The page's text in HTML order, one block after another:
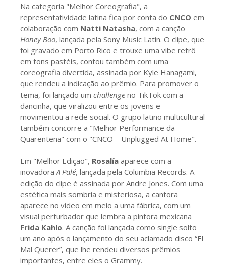
Na categoria "Melhor Coreografia", a
representatividade latina fica por conta do CNCO em
colaboração com Natti Natasha, com a canção
Honey Boo, lançada pela Sony Music Latin. O clipe, que
foi gravado em Porto Rico e trouxe uma vibe retrô
em tons pastéis, contou também com uma
coreografia divertida, assinada por Kyle Hanagami,
que rendeu a indicação ao prêmio. Para promover o
tema, foi lançado um challengeno TikTok com a
dancinha, que viralizou entre os jovens e
movimentou a rede social. O grupo latino multicultural
também concorre a "Melhor Performance da
Quarentena" com o "CNCO – Unplugged At Home".
Em "Melhor Edição", Rosalíaaparece com a
inovadora A Palé, lançada pela Columbia Records. A
edição do clipe é assinada por Andre Jones. Com uma
estética mais sombria e misteriosa, a cantora
aparece no vídeo em meio a uma fábrica, com um
visual perturbador que lembra a pintora mexicana
Frida Kahlo. A canção foi lançada como single solto
um ano após o lançamento do seu aclamado disco “El
Mal Querer”, que lhe rendeu diversos prêmios
importantes, entre eles o Grammy.